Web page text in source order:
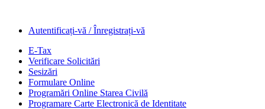
Autentificați-vă / Înregistrați-vă
E-Tax
Verificare Solicitări
Sesizări
Formulare Online
Programări Online Starea Civilă
Programare Carte Electronică de Identitate